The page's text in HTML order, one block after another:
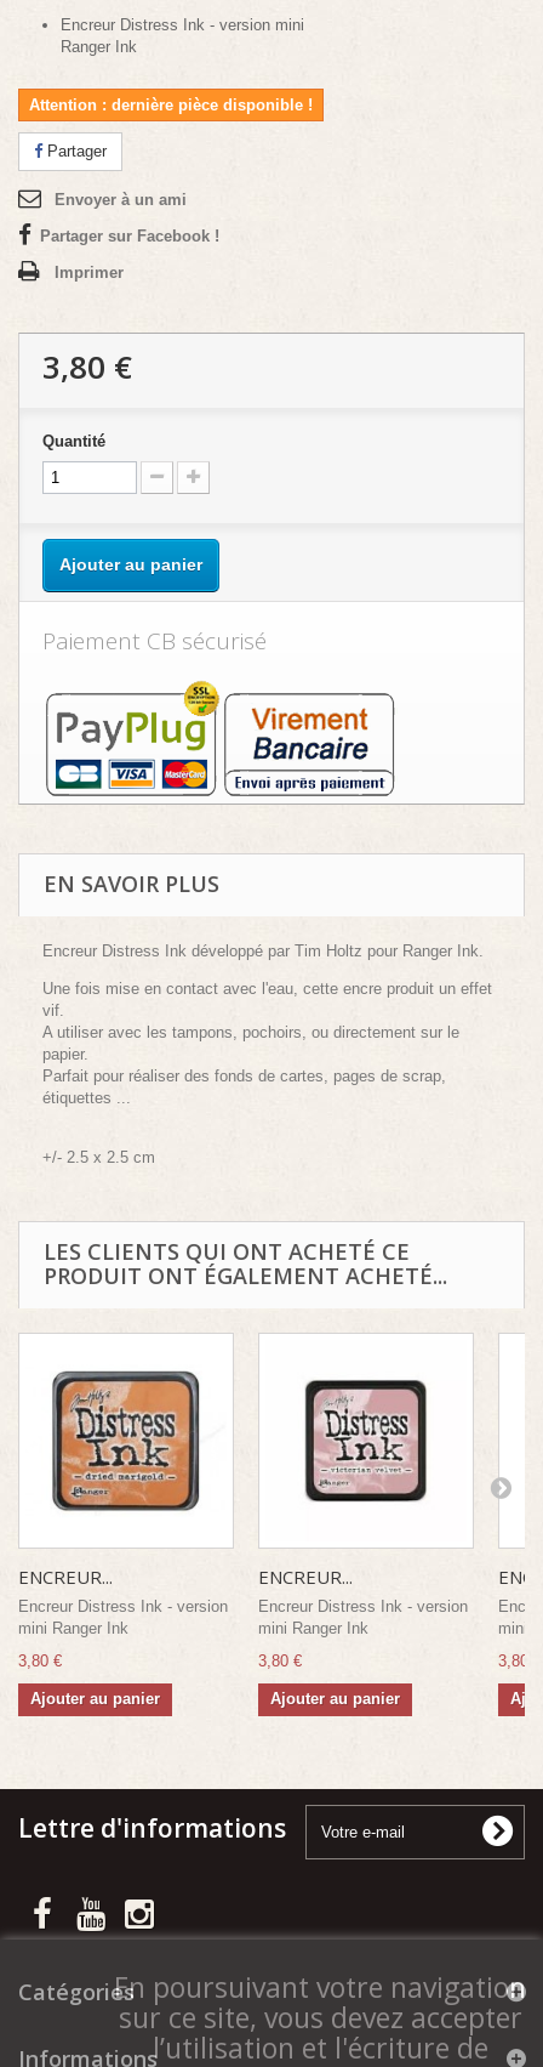
Encreur Distress Ink - version mini
Ranger Ink
Attention : dernière pièce disponible !
Partager
Envoyer à un ami
Partager sur Facebook !
Imprimer
3,80 €
Quantité
Ajouter au panier
Paiement CB sécurisé
EN SAVOIR PLUS
Encreur Distress Ink développé par Tim Holtz pour Ranger Ink.
Une fois mise en contact avec l'eau, cette encre produit un effet
vif.
A utiliser avec les tampons, pochoirs, ou directement sur le
papier.
Parfait pour réaliser des fonds de cartes, pages de scrap,
étiquettes ...
+/- 2.5 x 2.5 cm
LES CLIENTS QUI ONT ACHETÉ CE
PRODUIT ONT ÉGALEMENT ACHETÉ...
ENCREUR...
Encreur Distress Ink - version
mini Ranger Ink
3,80 €
Ajouter au panier
ENCREUR...
Encreur Distress Ink - version
mini Ranger Ink
3,80 €
Ajouter au panier
mini
3,80 €
Lettre d'informations
Catégories
Informations
En poursuivant votre navigation
sur ce site, vous devez accepter
l’utilisation et l'écriture de